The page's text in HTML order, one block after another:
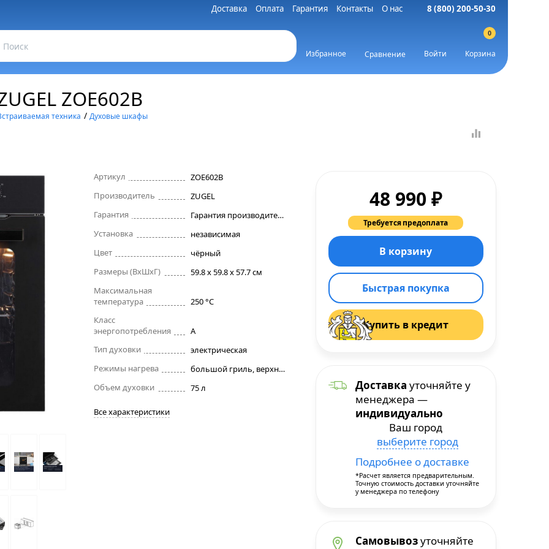
8 (800) 200-50-30
Доставка Оплата Гарантия Контакты О нас
Избранное Сравнение Войти Корзина
0
ZOE602B
техника /Духовые шкафы
Артикул
ZOE602B
Производитель
ZUGEL
Гарантия
Гарантия производителя.
Установка
независимая
Цвет
чёрный
Размеры (ВхШхГ)
59.8 х 59.8 x 57.7 см
Максимальная
температура
250 °C
Класс
энергопотребления
A
Тип духовки
электрическая
Режимы нагрева
большой гриль, верхний нагрев, верхний нагрев + нижний нагрев, гриль + конвекция
Объем духовки
75 л
Все характеристики
48 990₽
Требуется предоплата
Быстрая покупка
Купить в кредит
Доставка уточняйте у
менеджера —
индивидуально
Ваш город
выберите город
Подробнее о доставке
*Расчет является предварительным.
Точную стоимость доставки уточняйте
у менеджера по телефону
Самовывозуточняйте